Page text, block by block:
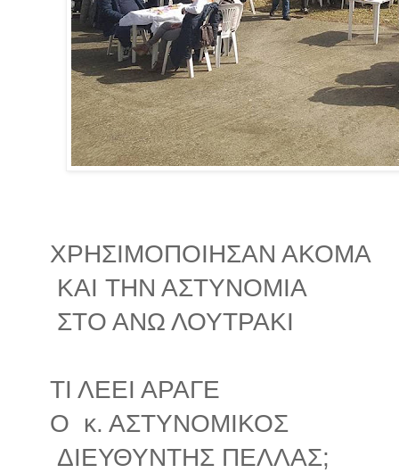
ΧΡΗΣΙΜΟΠΟΙΗΣΑΝ ΑΚΟΜΑ
ΚΑΙ ΤΗΝ ΑΣΤΥΝΟΜΙΑ
ΣΤΟ ΑΝΩ ΛΟΥΤΡΑΚΙ
ΤΙ ΛΕΕΙ ΑΡΑΓΕ
Ο κ. ΑΣΤΥΝΟΜΙΚΟΣ
ΔΙΕΥΘΥΝΤΗΣ ΠΕΛΛΑΣ;